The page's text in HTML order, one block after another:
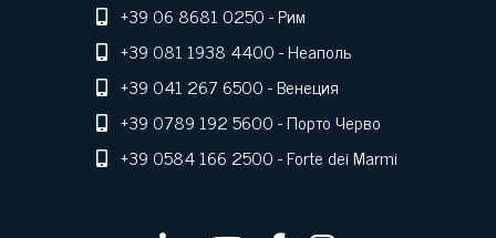
+39 06 8681 0250- Рим
+39 081 1938 4400- Неаполь
+39 041 267 6500- Венеция
+39 0789 192 5600- Порто Черво
+39 0584 166 2500- Forte dei Marmi